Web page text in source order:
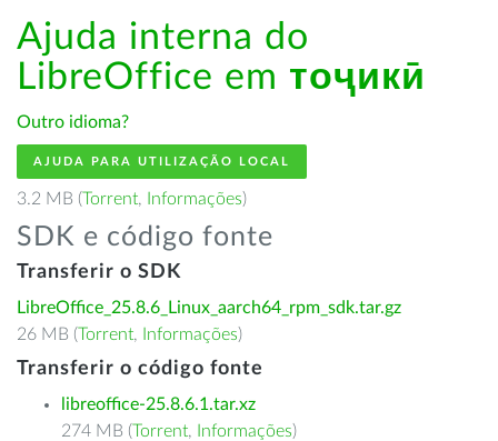
Ajuda interna do
LibreOffice em тоҷикӣ
Outro idioma?
AJUDA PARA UTILIZAÇÃO LOCAL
3.2 MB (Torrent, Informações)
SDK e código fonte
Transferir o SDK
LibreOffice_25.8.6_Linux_aarch64_rpm_sdk.tar.gz
26 MB (Torrent, Informações)
Transferir o código fonte
libreoffice-25.8.6.1.tar.xz
274 MB (Torrent, Informações)